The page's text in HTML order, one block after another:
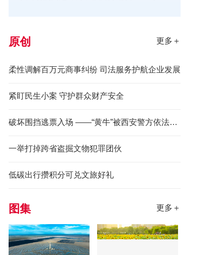
原创 更多＋
柔性调解百万元商事纠纷 司法服务护航企业发展
紧盯民生小案 守护群众财产安全
破坏围挡逃票入场 ——“黄牛”被西安警方依法拘留
一举打掉跨省盗掘文物犯罪团伙
低碳出行攒积分可兑文旅好礼
图集 更多＋